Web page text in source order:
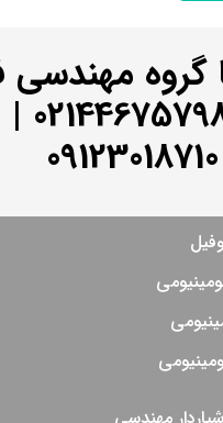
گروه مهندسی
|
09123018710